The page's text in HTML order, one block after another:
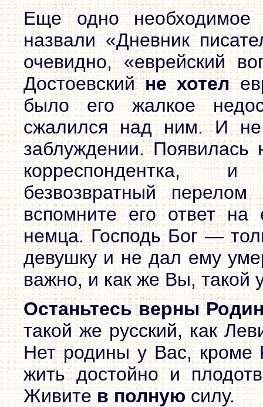
Еще одно
назвали «Дневник
очевидно, «еврейский
Достоевскийне хотел
было его жалкое
сжалился над ним. И не
заблуждении. Появилась
корреспондентка, и
безвозвратный
вспомните его ответ
немца. Господь Бог —
девушку и не дал ему
важно, и как же Вы, такой
Останьтесь верны
такой же русский, как
Нет родины у Вас,
жить достойно и
Живитев полнуюсилу.